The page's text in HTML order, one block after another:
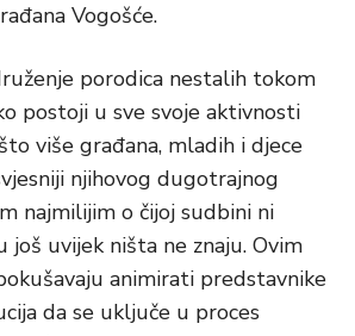
Vogošće.
porodica nestalih tokom
postoji u sve svoje aktivnosti
više građana, mladih i djece
njihovog dugotrajnog
najmilijim o čijoj sudbini ni
još uvijek ništa ne znaju. Ovim
animirati predstavnike
da se uključe u proces